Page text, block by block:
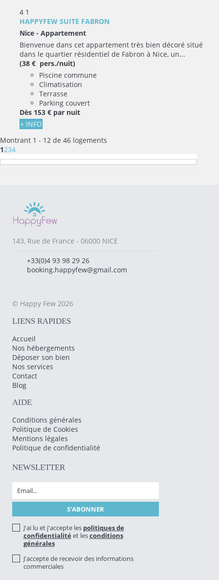
4 1
HAPPYFEW SUITE FABRON
Nice - Appartement
Bienvenue dans cet appartement très bien décoré situé
dans le quartier résidentiel de Fabron à Nice, un...
(38 € pers./nuit)
Piscine commune
Climatisation
Terrasse
Parking couvert
Dès 153 € par nuit
+ INFO
Montrant 1 - 12 de 46 logements
1234
143, Rue de France - 06000 NICE
+33(0)4 93 98 29 26
booking.happyfew@gmail.com
© Happy Few 2026
LIENS RAPIDES
Accueil
Nos hébergements
Déposer son bien
Nos services
Contact
Blog
AIDE
Conditions générales
Politique de Cookies
Mentions légales
Politique de confidentialité
NEWSLETTER
J'ai lu et j'accepte les politiques de
confidentialité et lesconditions
générales
J'accepte de recevoir des informations
commerciales